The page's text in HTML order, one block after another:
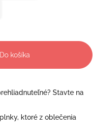
Do košíka
Stavte na
ktoré z oblečenia